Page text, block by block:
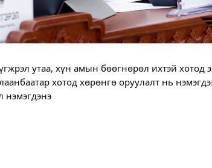
утаа, хүн амын бөөгнөрөл ихтэй хотод
хотод хөрөнгө оруулалт нь
нэмэгдэнэ